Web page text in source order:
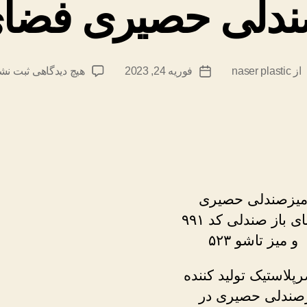
حصیری
ازnaser plastic
تاریخفوریه 24, 2023 هیچ دیدگاهی برای
ثبت
میزصندلی حصیری
فضای باز صندلی کد ۹۹۱
و میز تاشو ۵۲۳
تولید کننده
حصیری در